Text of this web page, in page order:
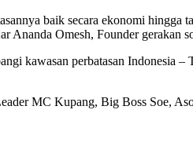
baik secara ekonomi hingga
Ananda Omesh, Founder gerakan
kawasan perbatasan Indonesia
MC Kupang, Big Boss Soe,